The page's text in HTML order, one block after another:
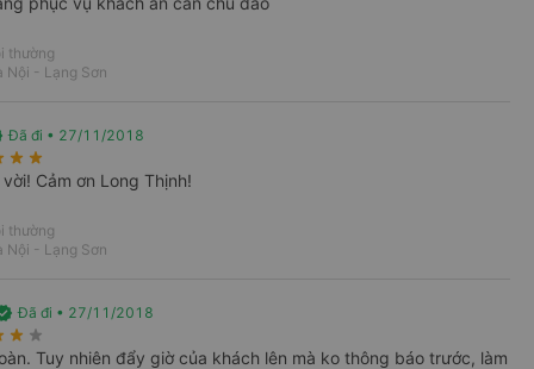
thường
Nội - Lạng Sơn
Đã đi • 27/11/2018
star_rate star_rate
Cảm ơn Long Thịnh!
thường
Nội - Lạng Sơn
Đã đi • 27/11/2018
star_rate star_rate
Tuy nhiên đẩy giờ của khách lên mà ko thông báo trước, làm